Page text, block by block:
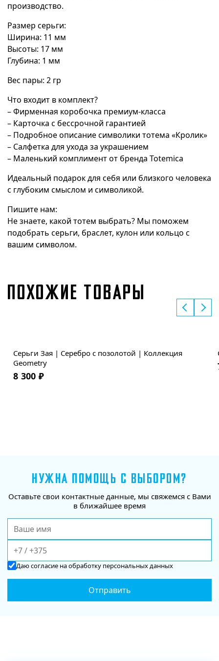
производство.
Размер серьги:
Ширина: 11 мм
Высоты: 17 мм
Глубина: 1 мм
Вес пары: 2 гр
Что входит в комплект?
– Фирменная коробочка премиум-класса
– Карточка с бессрочной гарантией
– Подробное описание символики тотема «Кролик»
– Салфетка для ухода за украшением
– Маленький комплимент от бренда Totemica
Идеальный подарок для себя или близкого человека
с глубоким смыслом и символикой.
Пишите нам:
Не знаете, какой тотем выбрать? Мы поможем
подобрать серьги, браслет, кулон или кольцо с
вашим символом.
ПОХОЖИЕ ТОВАРЫ
Серьги Зая | Серебро с позолотой | Коллекция
Geometry
8 300 ₽
НУЖНА ПОМОЩЬ С ВЫБОРОМ?
Оставьте свои контактные данные, мы свяжемся с Вами
в ближайшее время
Даюсогласие на обработку персональных данных